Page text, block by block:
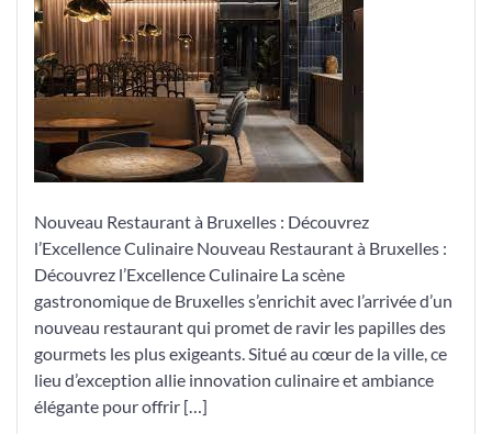
Nouveau
Restaurant
Époustouflant
à
Bruxelles
Nouveau Restaurant à Bruxelles : Découvrez
l’Excellence Culinaire Nouveau Restaurant à Bruxelles :
Découvrez l’Excellence Culinaire La scène
gastronomique de Bruxelles s’enrichit avec l’arrivée d’un
nouveau restaurant qui promet de ravir les papilles des
gourmets les plus exigeants. Situé au cœur de la ville, ce
lieu d’exception allie innovation culinaire et ambiance
élégante pour offrir […]